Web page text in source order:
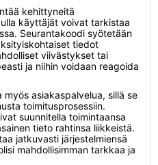
kehittyneitä
käyttäjät voivat tarkistaa
Seurantakoodi syötetään
tiedot
viivästykset tai
ja niihin voidaan reagoida
asiakaspalvelua, sillä se
toimitusprosessiin.
suunnitella toimintaansa
tieto rahtinsa liikkeistä.
jatkuvasti järjestelmiensä
mahdollisimman tarkkaa ja